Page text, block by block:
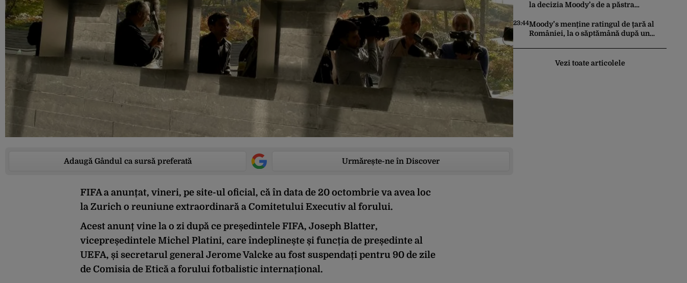
Adaugă Gândul ca sursă preferată Urmărește-ne în Discover
FIFA a anunțat, vineri, pe site-ul oficial, că în data de 20 octombrie va avea loc
la Zurich o reuniune extraordinară a Comitetului Executiv al forului.
Acest anunț vine la o zi după ce președintele FIFA, Joseph Blatter,
vicepreședintele Michel Platini, care îndeplinește și funcția de președinte al
UEFA, și secretarul general Jerome Valcke au fost suspendați pentru 90 de zile
de Comisia de Etică a forului fotbalistic internațional.
la decizia Moody’s de a păstra
„Este un răgaz, dar în niciun caz un
motiv de relaxare”
23:44Moody’s menține ratingul de țară al
României, la o săptămână după un
principala vulnerabilitate din raport
Vezi toate articolele